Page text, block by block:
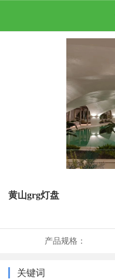
黄山grg灯盘
产品规格：
关键词